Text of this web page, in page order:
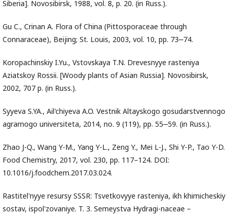
Siberia]. Novosibirsk, 1988, vol. 8, p. 20. (in Russ.).
Gu C., Crinan A. Flora of China (Pittosporaceae through
Connaraceae), Beijing; St. Louis, 2003, vol. 10, pp. 73‒74.
Koropachinskiy I.Yu., Vstovskaya T.N. Drevesnyye rasteniya
Aziatskoy Rossii. [Woody plants of Asian Russia]. Novosibirsk,
2002, 707 p. (in Russ.).
Syyeva S.YA., Ail'chiyeva A.O. Vestnik Altayskogo gosudarstvennogo
agrarnogo universiteta, 2014, no. 9 (119), pp. 55‒59. (in Russ.).
Zhao J-Q., Wang Y-M., Yang Y-L., Zeng Y., Mei L-J., Shi Y-P., Tao Y-D.
Food Chemistry, 2017, vol. 230, pp. 117–124. DOI:
10.1016/j.foodchem.2017.03.024.
Rastitel'nyye resursy SSSR: Tsvetkovyye rasteniya, ikh khimicheskiy
sostav, ispol'zovaniye. T. 3. Semeystva Hydragi-naceae –